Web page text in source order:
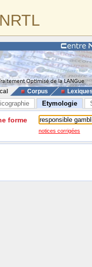
Corpus
Etymologie
forme
notices corrigées